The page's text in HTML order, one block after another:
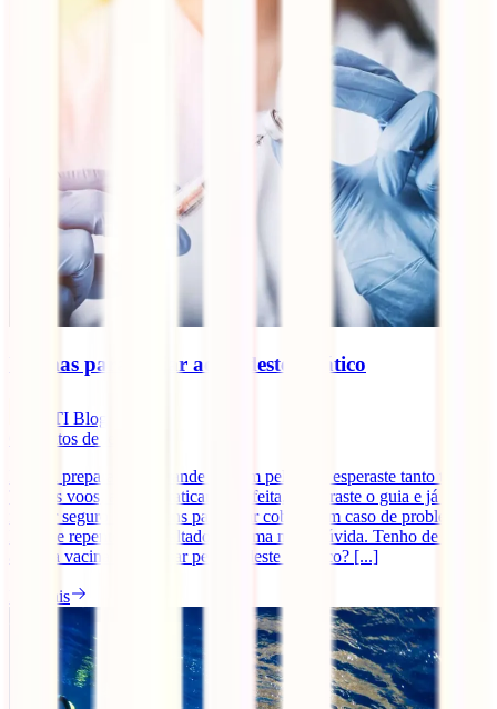
Vacinas para viajar ao Sudeste Asiático
IATI Blog
minutos de leitura
Estás a preparar essa grande viagem pela qual esperaste tanto tempo.
Tens os voos, a mala praticamente feita, compraste o guia e já tens o
melhor seguro de viagens para estar coberto em caso de problemas.
Mas, de repente, és assaltado por uma nova dúvida. Tenho de tomar
alguma vacina para viajar pelo Sudeste Asiático? [...]
Ler mais